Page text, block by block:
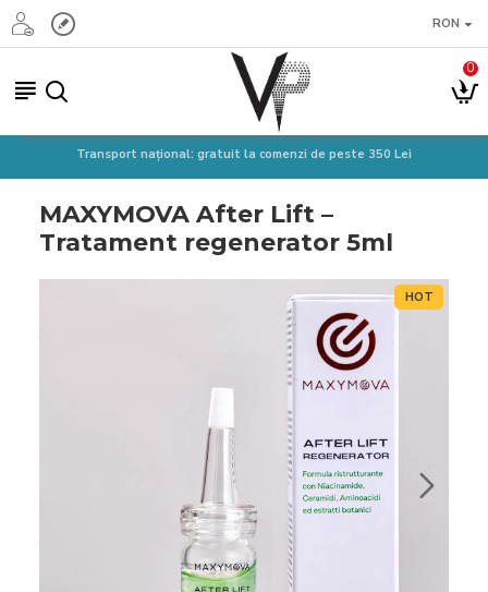
RON
0
Transport național: gratuit la comenzi de peste 350 Lei
MAXYMOVA After Lift –
Tratament regenerator 5ml
HOT